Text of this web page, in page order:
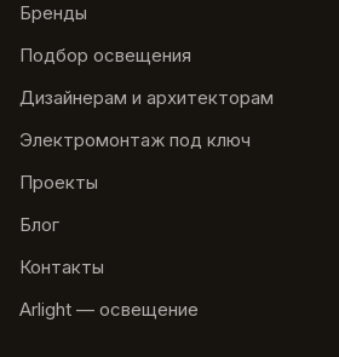
Бренды
Подбор освещения
Дизайнерам и архитекторам
Электромонтаж под ключ
Проекты
Блог
Контакты
Arlight — освещение